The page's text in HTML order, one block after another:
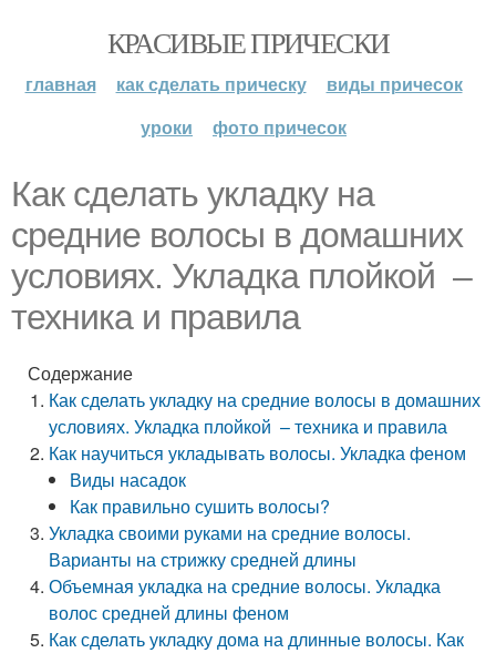
КРАСИВЫЕ ПРИЧЕСКИ
главная как сделать прическу
виды причесок
уроки
фото причесок
Как сделать укладку на
средние волосы в домашних
условиях. Укладка плойкой –
техника и правила
Содержание
Как сделать укладку на средние волосы в домашних
условиях. Укладка плойкой – техника и правила
Как научиться укладывать волосы. Укладка феном
Виды насадок
Как правильно сушить волосы?
Укладка своими руками на средние волосы.
Варианты на стрижку средней длины
Объемная укладка на средние волосы. Укладка
волос средней длины феном
Как сделать укладку дома на длинные волосы. Как